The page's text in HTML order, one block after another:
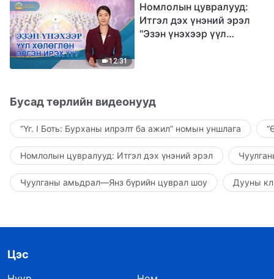
12:31
Номлолын цувралууд:
Итгэл дэх үнэний эрэл
"Эзэн үнэхээр үүл
Бусад төрлийн видеонууд
“Үг. I Боть: Бурханы илрэлт ба ажил” номын уншлага
Номлолын цувралууд: Итгэл дэх үнэний эрэл
Чуулганы амьдрал—Янз бүрийн цуврал шоу Дууны
Цэс